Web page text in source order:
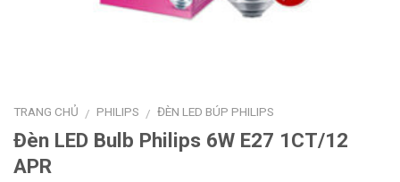
TRANG CHỦ / PHILIPS / ĐÈN LED BÚP PHILIPS
Đèn LED Bulb Philips 6W E27 1CT/12
APR